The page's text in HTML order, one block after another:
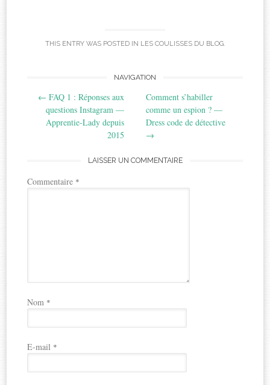
THIS ENTRY WAS POSTED IN LES COULISSES DU BLOG.
navigation
NAVIGATION
← FAQ 1 : Réponses aux
questions Instagram —
Apprentie-Lady depuis
2015
Comment s’habiller
comme un espion ? —
Dress code de détective
→
LAISSER UN COMMENTAIRE
Commentaire *
Nom *
E-mail *